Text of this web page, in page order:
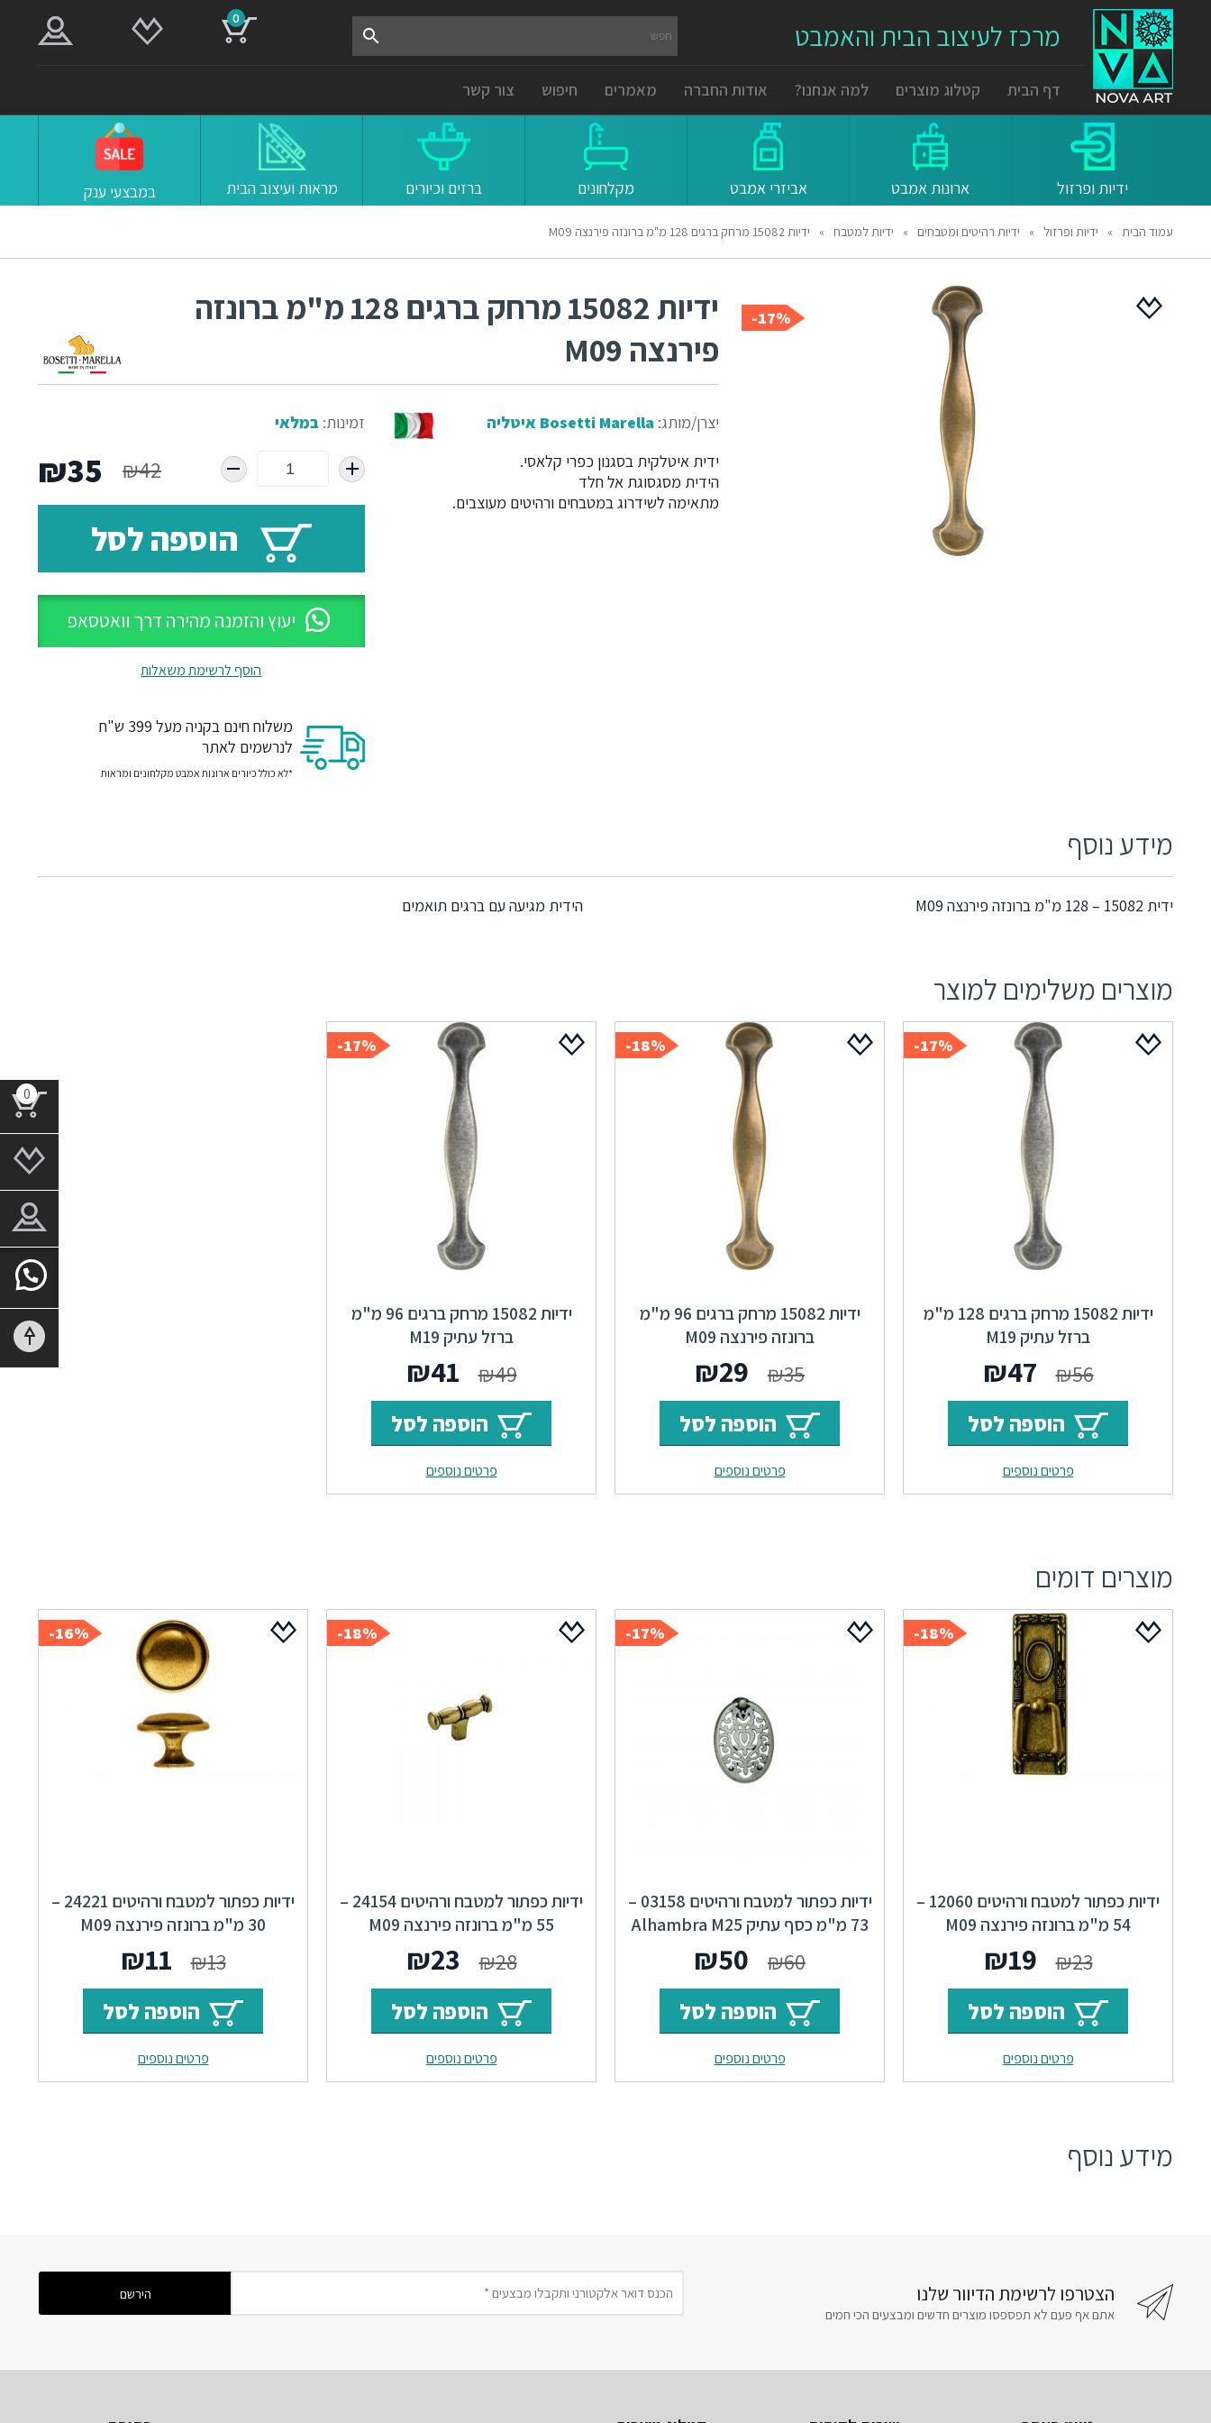
מרכז לעיצוב הבית והאמבט 0
דף הבית קטלוג מוצרים למה אנחנו? אודות החברה מאמרים חיפוש צור קשר
ידיות ופרזול ארונות אמבט אביזרי אמבט מקלחונים ברזים וכיורים מראות ועיצוב הבית במבצעי ענק
עמוד הבית » ידיות ופרזול » ידיות רהיטים ומטבחים » ידיות למטבח » ידיות 15082 מרחק ברגים 128 מ"מ ברונזה פירנצה M09
17%-
ידיות 15082 מרחק ברגים 128 מ"מ ברונזה
פירנצה M09
יצרן/מותג: Bosetti Marella איטליה
ידית איטלקית בסגנון כפרי קלאסי.
הידית מסגסוגת אל חלד
מתאימה לשידרוג במטבחים ורהיטים מעוצבים.
זמינות:במלאי
₪42
המחיר
המקורי
היה:
₪42.
₪35
הוספה לסל
יעוץ והזמנה מהירה דרך וואטסאפ
הוסף לרשימת משאלות
משלוח חינם בקניה מעל 399 ש"ח
לנרשמים לאתר
*לא כולל כיורים ארונות אמבט מקלחונים ומראות
מידע נוסף
ידית 15082 – 128 מ"מ ברונזה פירנצה M09 הידית מגיעה עם ברגים תואמים
מוצרים משלימים למוצר
17%-
ידיות 15082 מרחק ברגים 128 מ"מ
ברזל עתיק M19
₪56
המחיר
המקורי
היה:
₪56.
₪47
הנוכחי
הוא:
₪47.
הוספה לסל
פרטים נוספים
18%-
ידיות 15082 מרחק ברגים 96 מ"מ
ברונזה פירנצה M09
₪35
המחיר
המקורי
היה:
₪35.
₪29
הנוכחי
הוא:
₪29.
הוספה לסל
פרטים נוספים
17%-
ידיות 15082 מרחק ברגים 96 מ"מ
ברזל עתיק M19
₪49
המחיר
המקורי
היה:
₪49.
₪41
הנוכחי
הוא:
₪41.
הוספה לסל
פרטים נוספים
מוצרים דומים
18%-
ידיות כפתור למטבח ורהיטים 12060 –
54 מ"מ ברונזה פירנצה M09
₪23
המחיר
המקורי
היה:
₪23.
₪19
הנוכחי
הוא:
₪19.
הוספה לסל
פרטים נוספים
17%-
ידיות כפתור למטבח ורהיטים 03158 –
73 מ"מ כסף עתיק Alhambra M25
₪60
המחיר
המקורי
היה:
₪60.
₪50
הנוכחי
הוא:
₪50.
הוספה לסל
פרטים נוספים
18%-
ידיות כפתור למטבח ורהיטים 24154 –
55 מ"מ ברונזה פירנצה M09
Accademia
₪28
המחיר
המקורי
היה:
₪28.
₪23
הנוכחי
הוא:
₪23.
הוספה לסל
פרטים נוספים
16%-
ידיות כפתור למטבח ורהיטים 24221 –
30 מ"מ ברונזה פירנצה M09
₪13
המחיר
המקורי
היה:
₪13.
₪11
הנוכחי
הוא:
₪11.
הוספה לסל
פרטים נוספים
מידע נוסף
הצטרפו לרשימת הדיוור שלנו
אתם אף פעם לא תפספסו מוצרים חדשים ומבצעים הכי חמים
0